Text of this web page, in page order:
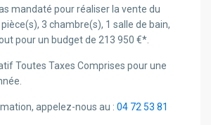
mandaté pour réaliser la vente du
3 chambre(s), 1 salle de bain,
pour un budget de 213 950 €*.
Toutes Taxes Comprises pour une
appelez-nous au :04 72 53 81